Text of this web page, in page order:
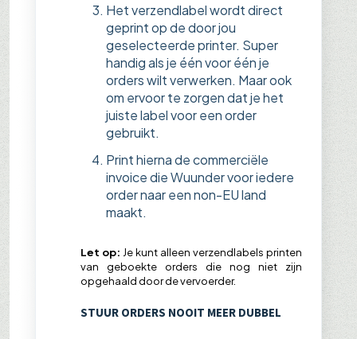
Het verzendlabel wordt direct
geprint op de door jou
geselecteerde printer. Super
handig als je één voor één je
orders wilt verwerken. Maar ook
om ervoor te zorgen dat je het
juiste label voor een order
gebruikt.
Print hierna de commerciële
invoice die Wuunder voor iedere
order naar een non-EU land
maakt.
Let op: Je kunt alleen verzendlabels printen
van geboekte orders die nog niet zijn
opgehaald door de vervoerder.
STUUR ORDERS NOOIT MEER DUBBEL